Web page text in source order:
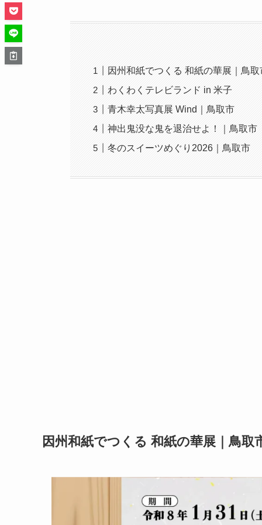
因州和紙でつくる 和紙の華展｜鳥取
わくわくテレビランド in 米子
青木幸太写真展 Wind｜鳥取市
神出鬼没な鬼を退治せよ！｜鳥取市
冬のスイーツめぐり2026｜鳥取市
因州和紙でつくる 和紙の華展｜鳥取